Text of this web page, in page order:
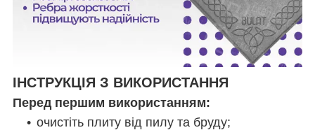
ІНСТРУКЦІЯ З ВИКОРИСТАННЯ
Перед першим використанням:
очистіть плиту від пилу та бруду;